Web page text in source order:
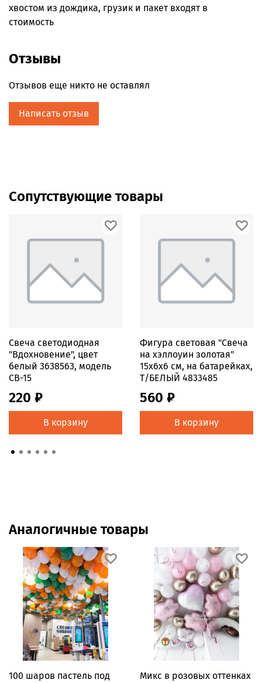
хвостом из дождика, грузик и пакет входят в
стоимость
Отзывы
Отзывов еще никто не оставлял
Написать отзыв
Сопутствующие товары
Свеча светодиодная
"Вдохновение", цвет
белый 3638563, модель
СВ-15
220 ₽
В корзину
Фигура световая "Свеча
на хэллоуин золотая"
15х6х6 см, на батарейках,
Т/БЕЛЫЙ 4833485
560 ₽
В корзину
Аналогичные товары
100 шаров пастель под
Микс в розовых оттенках